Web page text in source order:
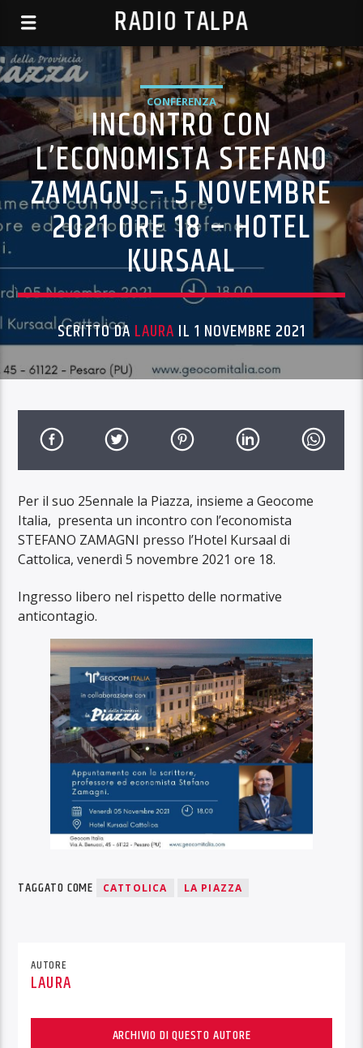
RADIO TALPA
CONFERENZA
INCONTRO CON
L’ECONOMISTA STEFANO
ZAMAGNI – 5 NOVEMBRE
2021 ORE 18 – HOTEL
KURSAAL
SCRITTO DA LAURA IL 1 NOVEMBRE 2021
Per il suo 25ennale la Piazza, insieme a Geocome
Italia, presenta un incontro con l’economista
STEFANO ZAMAGNI presso l’Hotel Kursaal di
Cattolica, venerdì 5 novembre 2021 ore 18.
Ingresso libero nel rispetto delle normative
anticontagio.
TAGGATO COME CATTOLICA LA PIAZZA
AUTORE
LAURA
ARCHIVIO DI QUESTO AUTORE